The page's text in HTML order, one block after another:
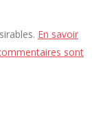
En savoir
sont